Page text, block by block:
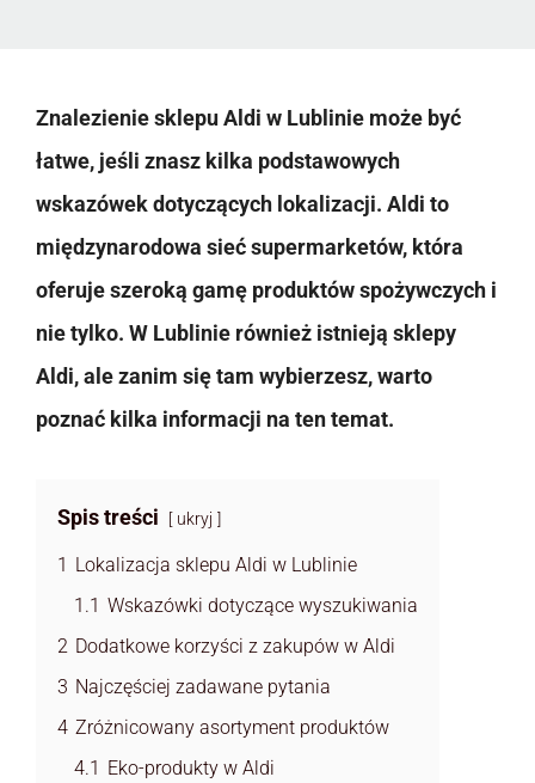
Znalezienie sklepu Aldi w Lublinie może być
łatwe, jeśli znasz kilka podstawowych
wskazówek dotyczących lokalizacji. Aldi to
międzynarodowa sieć supermarketów, która
oferuje szeroką gamę produktów spożywczych i
nie tylko. W Lublinie również istnieją sklepy
Aldi, ale zanim się tam wybierzesz, warto
poznać kilka informacji na ten temat.
Spis treści ukryj
1
Lokalizacja sklepu Aldi w Lublinie
1.1 Wskazówki dotyczące wyszukiwania
2 Dodatkowe korzyści z zakupów w Aldi
3 Najczęściej zadawane pytania
4 Zróżnicowany asortyment produktów
4.1
Eko-produkty w Aldi